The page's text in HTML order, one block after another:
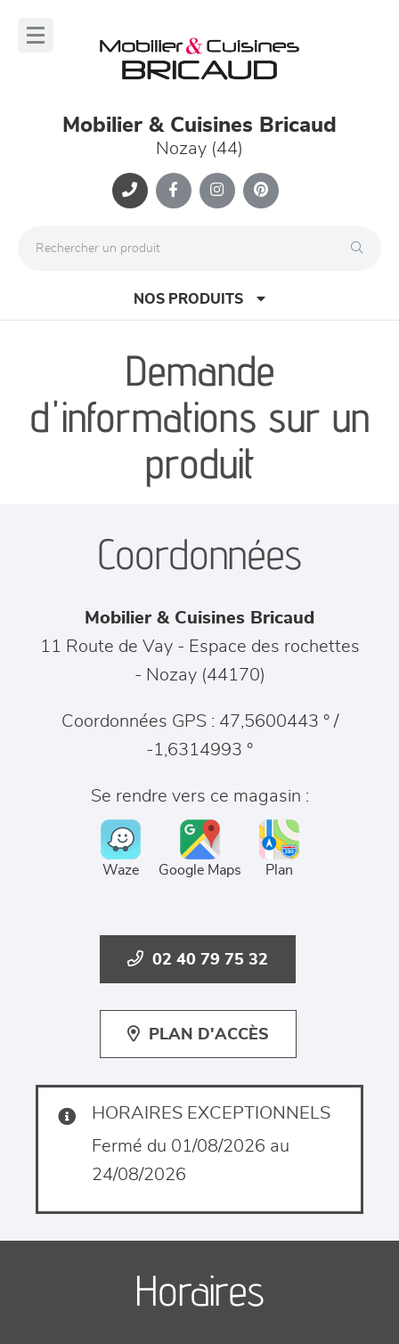
Mobilier & Cuisines Bricaud
Nozay (44)
NOS PRODUITS
canapés et fauteuils
séjours
meubles de complément
chambres et dressing
décoration
Demande
d'informations sur un
produit
Coordonnées
Mobilier & Cuisines Bricaud
11 Route de Vay - Espace des rochettes
- Nozay(44170)
Coordonnées GPS : 47,5600443 ° /
-1,6314993 °
Se rendre vers ce magasin :
Waze Google Maps Plan
02 40 79 75 32
PLAN D'ACCÈS
HORAIRES EXCEPTIONNELS
Fermé du 01/08/2026 au
24/08/2026
Horaires